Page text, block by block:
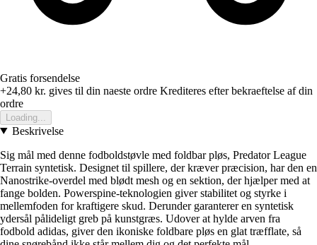
Gratis forsendelse
+24,80 kr. gives til din naeste ordre Krediteres efter bekraeftelse af din
ordre
Loading...
Beskrivelse
Sig mål med denne fodboldstøvle med foldbar pløs, Predator League
Terrain syntetisk. Designet til spillere, der kræver præcision, har den en
Nanostrike-overdel med blødt mesh og en sektion, der hjælper med at
fange bolden. Powerspine-teknologien giver stabilitet og styrke i
mellemfoden for kraftigere skud. Derunder garanterer en syntetisk
ydersål pålideligt greb på kunstgræs. Udover at hylde arven fra
fodbold adidas, giver den ikoniske foldbare pløs en glat træfflate, så